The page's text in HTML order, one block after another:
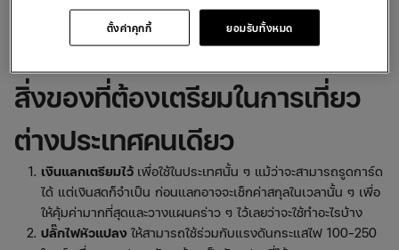
ทบินคลาดเคลื่อนหรือถูกยกเลิกกะทันหัน ประกันจะช่วยรับผิดชอบ
นอกจากนี้ยังคุ้มครองในกรณีที่กระเป๋าสูญหาย ถูกโจรกรรมและ
อุบัติเหตุอื่น ๆ เกิดขึ้นขณะเดินทาง
สิ่งของที่ต้องเตรียมในการเที่ยว
ต่างประเทศคนเดียว
เงินแลกเตรียมไว้ เพื่อใช้ในประเทศนั้น ๆ แม้ว่าจะสามารถรูดการ์ด
ได้ แต่เงินสดก็จำเป็น ก่อนแลกอาจจะเช็กค่าสกุลในเวลานั้น ๆ เพื่อ
ให้คุ้มค่ามากที่สุดและวางแผนคร่าว ๆ ไว้เลยว่าจะใช้ทำอะไรบ้าง
ปลั๊กไฟหัวแปลง ให้สามารถใช้ร่วมกับแรงดันกระแสไฟ 100-250
ยอมรับทั้งหมด
ตั้งค่าคุกกี้